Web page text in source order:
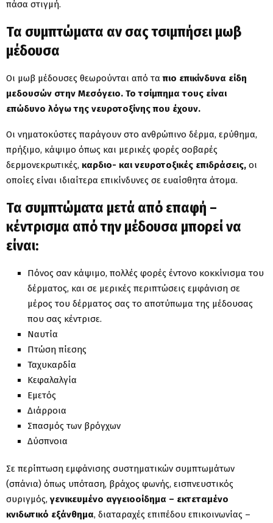
πάσα στιγμή.
Τα συμπτώματα αν σας τσιμπήσει μωβ
μέδουσα
Οι μωβ μέδουσες θεωρούνται από ταπιο επικίνδυνα είδη
μεδουσών στην Μεσόγειο. Το τσίμπημα τους είναι
επώδυνο λόγω της νευροτοξίνης που έχουν.
Οι νηματοκύστες παράγουν στο ανθρώπινο δέρμα, ερύθημα,
πρήξιμο, κάψιμο όπως και μερικές φορές σοβαρές
δερμονεκρωτικές, καρδιο- και νευροτοξικές επιδράσεις, οι
οποίες είναι ιδιαίτερα επικίνδυνες σε ευαίσθητα άτομα.
Τα συμπτώματα μετά από επαφή –
κέντρισμα από την μέδουσα μπορεί να
είναι:
Πόνος σαν κάψιμο, πολλές φορές έντονο κοκκίνισμα του
δέρματος, και σε μερικές περιπτώσεις εμφάνιση σε
μέρος του δέρματος σας το αποτύπωμα της μέδουσας
που σας κέντρισε.
Ναυτία
Πτώση πίεσης
Ταχυκαρδία​
Κεφαλαλγία
Εμετός
Διάρροια
Σπασμός των βρόγχων
Δύσπνοια
Σε περίπτωση εμφάνισης συστηματικών συμπτωμάτων
(σπάνια) όπως υπόταση, βράχος φωνής, εισπνευστικός
συριγμός,γενικευμένο αγγειοοίδημα – εκτεταμένο
κνιδωτικό εξάνθημα, διαταραχές επιπέδου επικοινωνίας –